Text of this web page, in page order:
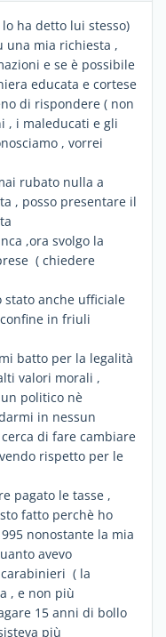
ha detto lui stesso)
una mia richiesta ,
e se è possibile
educata e cortese
di rispondere ( non
, i maleducati e gli
, vorrei
rubato nulla a
, posso presentare il
,ora svolgo la
( chiedere
anche ufficiale
in friuli
batto per la legalità
valori morali ,
politico nè
in nessun
di fare cambiare
rispetto per le
pagato le tasse ,
fatto perchè ho
nonostante la mia
avevo
( la
, e non più
15 anni di bollo
più